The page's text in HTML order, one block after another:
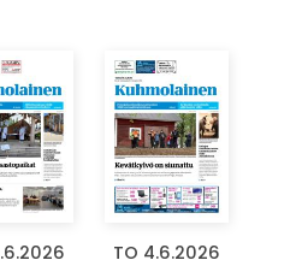
TO 4.6.2026